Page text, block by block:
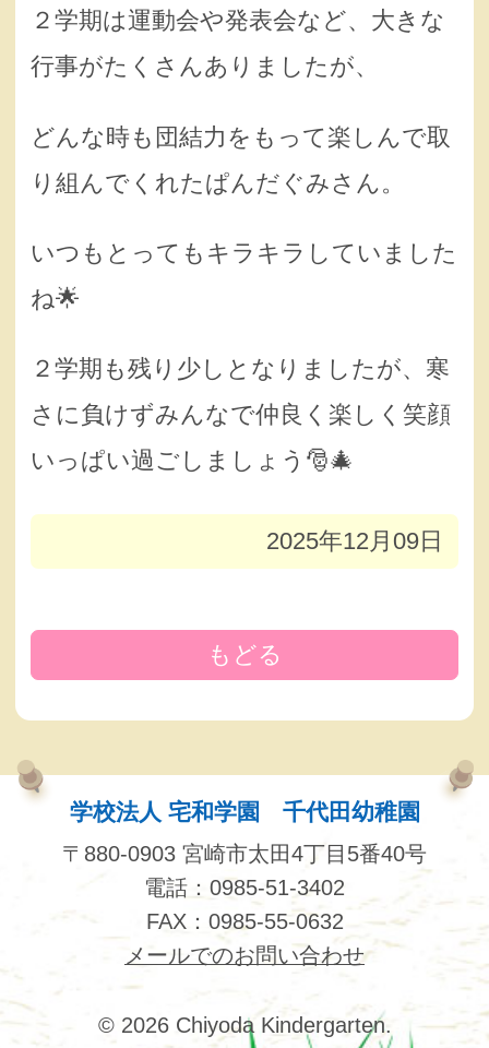
２学期は運動会や発表会など、大きな
行事がたくさんありましたが、
どんな時も団結力をもって楽しんで取
り組んでくれたぱんだぐみさん。
いつもとってもキラキラしていました
ね🌟
２学期も残り少しとなりましたが、寒
さに負けずみんなで仲良く楽しく笑顔
いっぱい過ごしましょう🎅🎄
2025年12月09日
もどる
学校法人 宅和学園 千代田幼稚園
〒880-0903 宮崎市太田4丁目5番40号
電話：0985-51-3402
FAX：0985-55-0632
メールでのお問い合わせ
© 2026 Chiyoda Kindergarten.